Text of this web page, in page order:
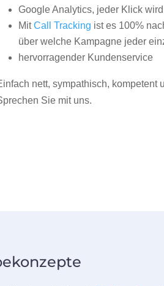
Google Analytics, jeder Klick
MitCall Tracking ist es 100%
über welche Kampagne jeder
hervorragender Kundenservice
nett, sympathisch, kompetent
Sie mit uns.